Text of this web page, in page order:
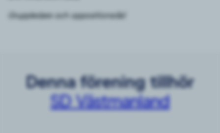
Gruppledare och oppositionsråd
Denna förening tillhör
SD Västmanland